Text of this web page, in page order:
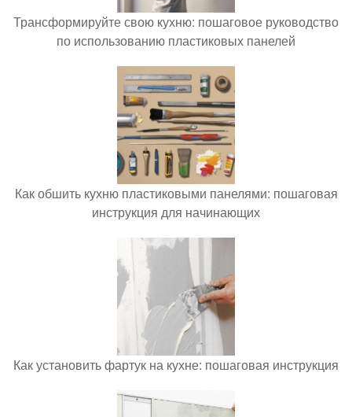
Трансформируйте свою кухню: пошаговое руководство
по использованию пластиковых панелей
Как обшить кухню пластиковыми панелями: пошаговая
инструкция для начинающих
Как установить фартук на кухне: пошаговая инструкция